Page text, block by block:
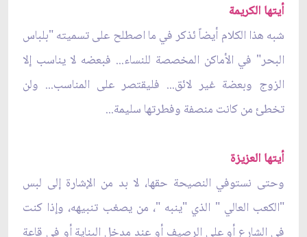
أيتها الكريمة
شبه هذا الكلام أيضاً ئذكر في ما اصطلح على تسميته "بلباس
البحر" في الأماكن المخصصة للنساء... فبعضه لا يناسب إلا
الزوج وبعضة غير لائق... فليقتصر على المناسب... ولن
تخطئ من كانت منصفة وفطرتها سليمة...
أيتها العزيزة
وحتى نستوفي النصيحة حقها، لا بد من الإشارة إلى لبس
"الكعب العالي " الذي "ينبه "، من يصغب تنبيهه، وإذا كنت
في الشارع أو على الرصيف أو عند مدخل البناية أو في قاعة